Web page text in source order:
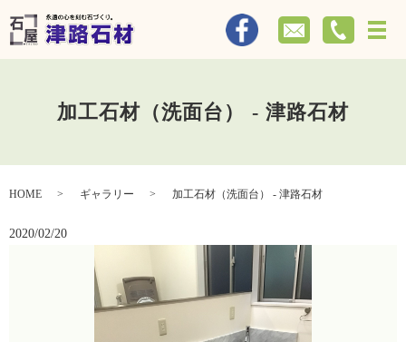
メ
加工石材（洗面台） - 津路石材
HOME ギャラリー 加工石材（洗面台） - 津路石材
2020/02/20